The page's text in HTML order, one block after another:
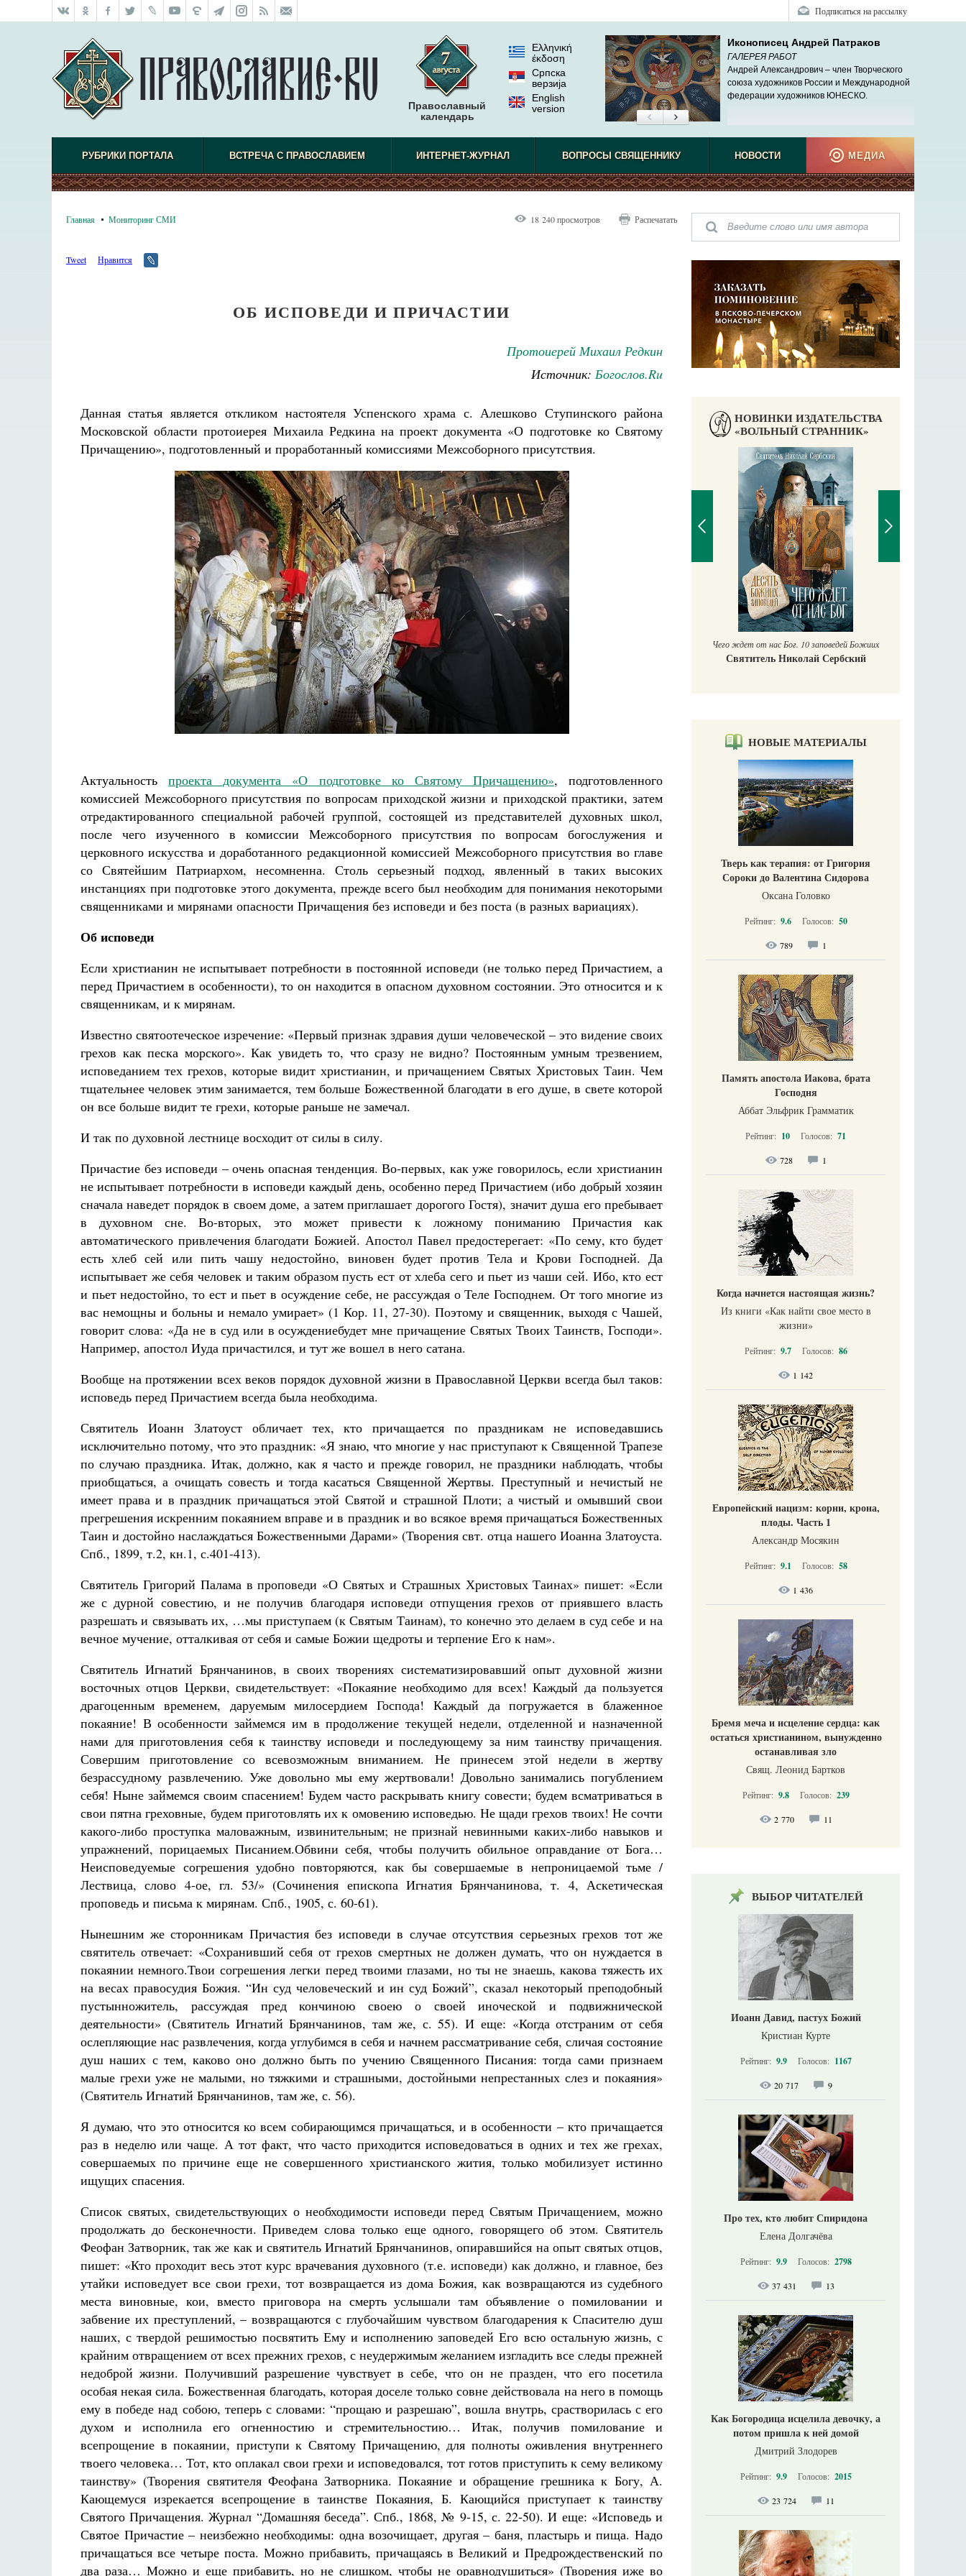
Подписаться на рассылку
Православный
календарь
Ελληνική
έκδοση
Српска
верзиjа
English
version
Иконописец Андрей Патраков
ГАЛЕРЕЯ РАБОТ
Андрей Александрович – член Творческого
союза художников России и Международной
федерации художников ЮНЕСКО.
РУБРИКИ ПОРТАЛА ВСТРЕЧА С ПРАВОСЛАВИЕМ ИНТЕРНЕТ-ЖУРНАЛ ВОПРОСЫ СВЯЩЕННИКУ НОВОСТИ МЕДИА
Главная Мониторинг СМИ 18 240 просмотров Распечатать
Tweet Нравится
ОБ ИСПОВЕДИ И ПРИЧАСТИИ
Протоиерей Михаил Редкин
Источник: Богослов.Ru
Данная статья является откликом настоятеля Успенского храма с. Алешково Ступинского района
Московской области протоиерея Михаила Редкина на проект документа «О подготовке ко Святому
Причащению», подготовленный и проработанный комиссиями Межсоборного присутствия.
Актуальностьпроекта документа «О подготовке ко Святому Причащению», подготовленного
комиссией Межсоборного присутствия по вопросам приходской жизни и приходской практики, затем
отредактированного специальной рабочей группой, состоящей из представителей духовных школ,
после чего изученного в комиссии Межсоборного присутствия по вопросам богослужения и
церковного искусства и доработанного редакционной комиссией Межсоборного присутствия во главе
со Святейшим Патриархом, несомненна. Столь серьезный подход, явленный в таких высоких
инстанциях при подготовке этого документа, прежде всего был необходим для понимания некоторыми
священниками и мирянами опасности Причащения без исповеди и без поста (в разных вариациях).
Об исповеди
Если христианин не испытывает потребности в постоянной исповеди (не только перед Причастием, а
перед Причастием в особенности), то он находится в опасном духовном состоянии. Это относится и к
священникам, и к мирянам.
Известно святоотеческое изречение: «Первый признак здравия души человеческой – это видение своих
грехов как песка морского». Как увидеть то, что сразу не видно? Постоянным умным трезвением,
исповеданием тех грехов, которые видит христианин, и причащением Святых Христовых Таин. Чем
тщательнее человек этим занимается, тем больше Божественной благодати в его душе, в свете которой
он все больше видит те грехи, которые раньше не замечал.
И так по духовной лестнице восходит от силы в силу.
Причастие без исповеди – очень опасная тенденция. Во-первых, как уже говорилось, если христианин
не испытывает потребности в исповеди каждый день, особенно перед Причастием (ибо добрый хозяин
сначала наведет порядок в своем доме, а затем приглашает дорогого Гостя), значит душа его пребывает
в духовном сне. Во-вторых, это может привести к ложному пониманию Причастия как
автоматического привлечения благодати Божией. Апостол Павел предостерегает: «По сему, кто будет
есть хлеб сей или пить чашу недостойно, виновен будет против Тела и Крови Господней. Да
испытывает же себя человек и таким образом пусть ест от хлеба сего и пьет из чаши сей. Ибо, кто ест
и пьет недостойно, то ест и пьет в осуждение себе, не рассуждая о Теле Господнем. От того многие из
вас немощны и больны и немало умирает» (1 Кор. 11, 27-30). Поэтому и священник, выходя с Чашей,
говорит слова: «Да не в суд или в осуждениебудет мне причащение Святых Твоих Таинств, Господи».
Например, апостол Иуда причастился, и тут же вошел в него сатана.
Вообще на протяжении всех веков порядок духовной жизни в Православной Церкви всегда был таков:
исповедь перед Причастием всегда была необходима.
Святитель Иоанн Златоуст обличает тех, кто причащается по праздникам не исповедавшись
исключительно потому, что это праздник: «Я знаю, что многие у нас приступают к Священной Трапезе
по случаю праздника. Итак, должно, как я часто и прежде говорил, не праздники наблюдать, чтобы
приобщаться, а очищать совесть и тогда касаться Священной Жертвы. Преступный и нечистый не
имеет права и в праздник причащаться этой Святой и страшной Плоти; а чистый и омывший свои
прегрешения искренним покаянием вправе и в праздник и во всякое время причащаться Божественных
Таин и достойно наслаждаться Божественными Дарами» (Творения свт. отца нашего Иоанна Златоуста.
Спб., 1899, т.2, кн.1, с.401-413).
Святитель Григорий Палама в проповеди «О Святых и Страшных Христовых Таинах» пишет: «Если
же с дурной совестию, и не получив благодаря исповеди отпущения грехов от приявшего власть
разрешать и связывать их, …мы приступаем (к Святым Таинам), то конечно это делаем в суд себе и на
вечное мучение, отталкивая от себя и самые Божии щедроты и терпение Его к нам».
Святитель Игнатий Брянчанинов, в своих творениях систематизировавший опыт духовной жизни
восточных отцов Церкви, свидетельствует: «Покаяние необходимо для всех! Каждый да пользуется
драгоценным временем, даруемым милосердием Господа! Каждый да погружается в блаженное
покаяние! В особенности займемся им в продолжение текущей недели, отделенной и назначенной
нами для приготовления себя к таинству исповеди и последующему за ним таинству причащения.
Совершим приготовление со всевозможным вниманием. Не принесем этой недели в жертву
безрассудному развлечению. Уже довольно мы ему жертвовали! Довольно занимались погублением
себя! Ныне займемся своим спасением! Будем часто раскрывать книгу совести; будем всматриваться в
свои пятна греховные, будем приготовлять их к омовению исповедью. Не щади грехов твоих! Не сочти
какого-либо проступка маловажным, извинительным; не признай невинными каких-либо навыков и
упражнений, порицаемых Писанием.Обвини себя, чтобы получить обильное оправдание от Бога…
Неисповедуемые согрешения удобно повторяются, как бы совершаемые в непроницаемой тьме /
Лествица, слово 4-ое, гл. 53/» (Сочинения епископа Игнатия Брянчанинова, т. 4, Аскетическая
проповедь и письма к мирянам. Спб., 1905, с. 60-61).
Нынешним же сторонникам Причастия без исповеди в случае отсутствия серьезных грехов тот же
святитель отвечает: «Cохранивший себя от грехов смертных не должен думать, что он нуждается в
покаянии немного.Твои согрешения легки перед твоими глазами, но ты не знаешь, какова тяжесть их
на весах правосудия Божия. “Ин суд человеческий и ин суд Божий”, сказал некоторый преподобный
пустынножитель, рассуждая пред кончиною своею о своей иноческой и подвижнической
деятельности» (Святитель Игнатий Брянчанинов, там же, с. 55). И еще: «Когда отстраним от себя
ослепляющие нас развлечения, когда углубимся в себя и начнем рассматривание себя, сличая состояние
душ наших с тем, каково оно должно быть по учению Священного Писания: тогда сами признаем
малые грехи уже не малыми, но тяжкими и страшными, достойными непрестанных слез и покаяния»
(Святитель Игнатий Брянчанинов, там же, с. 56).
Я думаю, что это относится ко всем собирающимся причащаться, и в особенности – кто причащается
раз в неделю или чаще. А тот факт, что часто приходится исповедоваться в одних и тех же грехах,
совершаемых по причине еще не совершенного христианского жития, только мобилизует истинно
ищущих спасения.
Список святых, свидетельствующих о необходимости исповеди перед Святым Причащением, можно
продолжать до бесконечности. Приведем слова только еще одного, говорящего об этом. Святитель
Феофан Затворник, так же как и святитель Игнатий Брянчанинов, опиравшийся на опыт святых отцов,
пишет: «Кто проходит весь этот курс врачевания духовного (т.е. исповеди) как должно, и главное, без
утайки исповедует все свои грехи, тот возвращается из дома Божия, как возвращаются из судебного
места виновные, кои, вместо приговора на смерть услышали там объявление о помиловании и
забвение их преступлений, – возвращаются с глубочайшим чувством благодарения к Спасителю душ
наших, с твердой решимостью посвятить Ему и исполнению заповедей Его всю остальную жизнь, с
крайним отвращением от всех прежних грехов, с неудержимым желанием изгладить все следы прежней
недоброй жизни. Получивший разрешение чувствует в себе, что он не празден, что его посетила
особая некая сила. Божественная благодать, которая доселе только совне действовала на него в помощь
ему в победе над собою, теперь с словами: “прощаю и разрешаю”, вошла внутрь, срастворилась с его
духом и исполнила его огненностию и стремительностию… Итак, получив помилование и
всепрощение в покаянии, приступи к Святому Причащению, для полноты оживления внутреннего
твоего человека… Тот, кто оплакал свои грехи и исповедовался, тот готов приступить к сему великому
таинству» (Творения святителя Феофана Затворника. Покаяние и обращение грешника к Богу, А.
Кающемуся изрекается всепрощение в таинстве Покаяния, Б. Кающийся приступает к таинству
Святого Причащения. Журнал “Домашняя беседа”. Спб., 1868, № 9-15, с. 22-50). И еще: «Исповедь и
Святое Причастие – неизбежно необходимы: одна возочищает, другая – баня, пластырь и пища. Надо
причащаться все четыре поста. Можно прибавить, причащаясь в Великий и Предрождественский по
два раза… Можно и еще прибавить, но не слишком, чтобы не оравнодушиться» (Творения иже во
НОВИНКИ ИЗДАТЕЛЬСТВА
«ВОЛЬНЫЙ СТРАННИК»
Разлуки не будет
Фредерика де Грааф Как найти своё место в жизни
Кирилл Мурышев
Великомученик Георгий Победоносец. Научись у
Чего ждет от нас Бог. 10 заповедей Божиих
Святитель Николай Сербский
НОВЫЕ МАТЕРИАЛЫ
Тверь как терапия: от Григория
Сороки до Валентина Сидорова
Оксана Головко
Рейтинг: 9.6 Голосов: 50
789 1
Память апостола Иакова, брата
Господня
Аббат Эльфрик Грамматик
Рейтинг: 10 Голосов: 71
728 1
Когда начнется настоящая жизнь?
Из книги «Как найти свое место в
жизни​»
Рейтинг: 9.7 Голосов: 86
1 142
Европейский нацизм: корни, крона,
плоды. Часть 1
Александр Мосякин
Рейтинг: 9.1 Голосов: 58
1 436
Бремя меча и исцеление сердца: как
остаться христианином, вынужденно
останавливая зло
Свящ. Леонид Бартков
Рейтинг: 9.8 Голосов: 239
2 770 11
ВЫБОР ЧИТАТЕЛЕЙ
Иоанн Давид, пастух Божий
Кристиан Курте
Рейтинг: 9.9 Голосов: 1167
20 717 9
Про тех, кто любит Спиридона
Елена Долгачёва
Рейтинг: 9.9 Голосов: 2798
37 431 13
Как Богородица исцелила девочку, а
потом пришла к ней домой
Дмитрий Злодорев
Рейтинг: 9.9 Голосов: 2015
23 724 11